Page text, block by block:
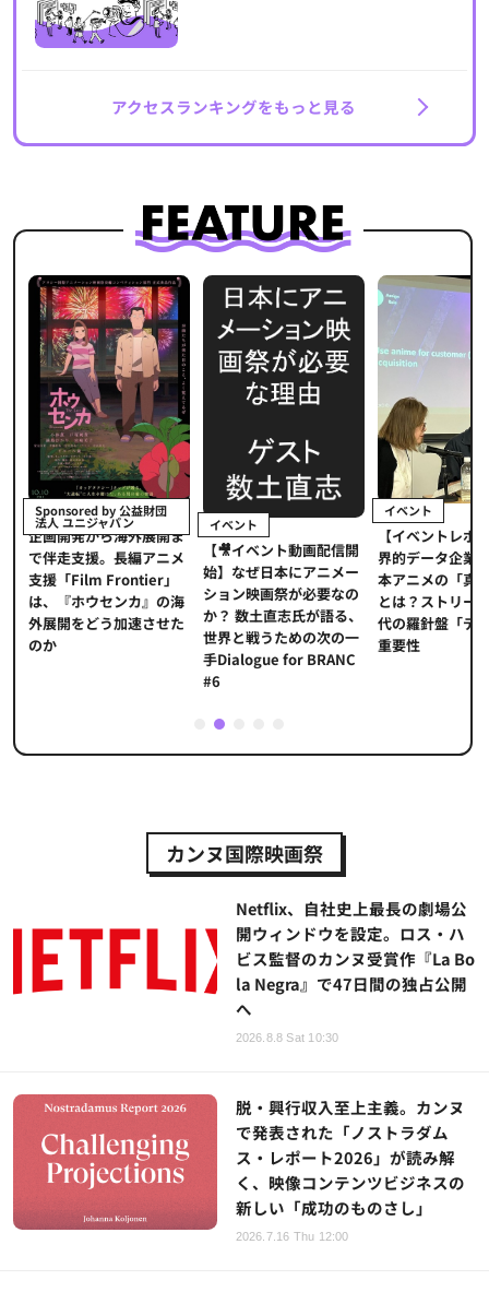
アクセスランキングをもっと見る
Sponsored by 公益財団
法人 ユニジャパン
企画開発から海外展開ま
で伴走支援。長編アニメ
支援「Film Frontier」
は、『ホウセンカ』の海
外展開をどう加速させた
のか
イベント
【🎥イベント動画配信開
始】なぜ日本にアニメー
ション映画祭が必要なの
か？ 数土直志氏が語る、
世界と戦うための次の一
手Dialogue for BRANC
#6
イベント
【イベントレポ
界的データ企業
本アニメの「真
とは？ストリー
代の羅針盤「デ
重要性
2
カンヌ国際映画祭
Netflix、自社史上最長の劇場公
開ウィンドウを設定。ロス・ハ
ビス監督のカンヌ受賞作『La Bo
la Negra』で47日間の独占公開
へ
2026.8.8 Sat 10:30
脱・興行収入至上主義。カンヌ
で発表された「ノストラダム
ス・レポート2026」が読み解
く、映像コンテンツビジネスの
新しい「成功のものさし」
2026.7.16 Thu 12:00